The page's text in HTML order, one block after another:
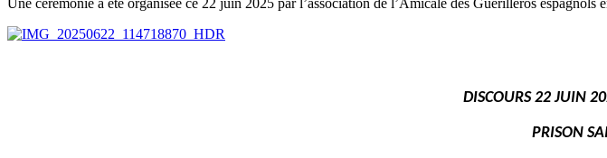
DISCOURS 22 JUIN
PRISON